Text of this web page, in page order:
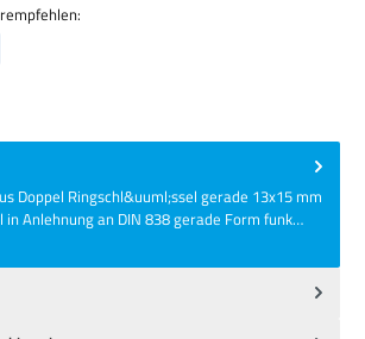
Doppel Ringschl&uuml;ssel gerade 13x15 mm
Anlehnung an DIN 838 gerade Form funk…